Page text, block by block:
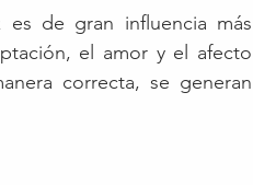
de gran influencia más
el amor y el afecto
correcta, se generan